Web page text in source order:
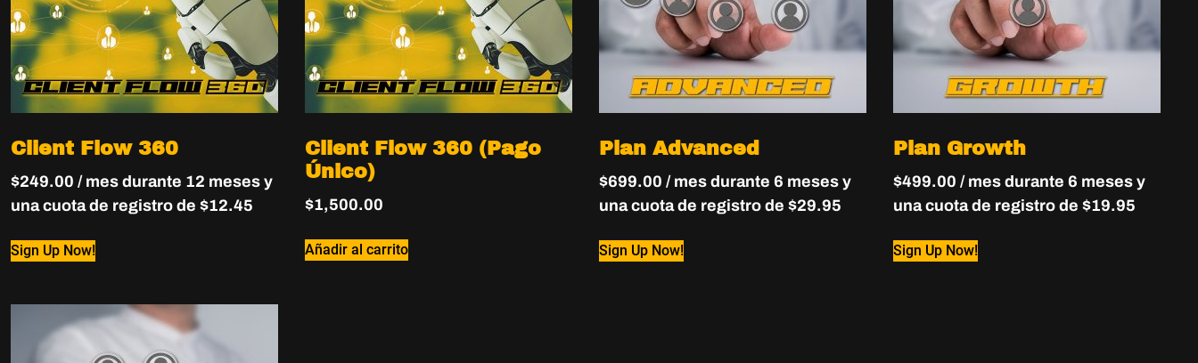
Client Flow 360
$249.00 / mes durante 12 meses y
una cuota de registro de $12.45
Sign Up Now!
Client Flow 360 (Pago
Único)
$1,500.00
Añadir al carrito
Plan Advanced
$699.00 / mes durante 6 meses y
una cuota de registro de $29.95
Sign Up Now!
Plan Growth
$499.00 / mes durante 6 meses y
una cuota de registro de $19.95
Sign Up Now!